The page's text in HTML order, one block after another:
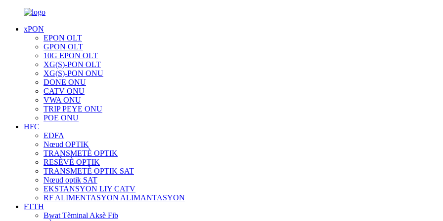
xPON
EPON OLT
GPON OLT
10G EPON OLT
XG(S)-PON OLT
XG(S)-PON ONU
DONE ONU
CATV ONU
VWA ONU
TRIP PEYE ONU
POE ONU
HFC
EDFA
Nœud OPTIK
TRANSMETÈ OPTIK
RESÈVÈ OPTIK
TRANSMETÈ OPTIK SAT
Nœud optik SAT
EKSTANSYON LIY CATV
RF ALIMENTASYON ALIMANTASYON
FTTH
Bwat Tèminal Aksè Fib